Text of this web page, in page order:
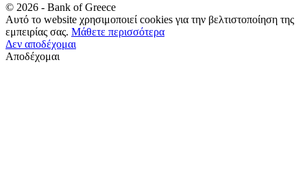
© 2026 - Bank of Greece
Αυτό το website χρησιμοποιεί cookies για την βελτιστοποίηση της
εμπειρίας σας. Μάθετε περισσότερα
Δεν αποδέχομαι
Αποδέχομαι